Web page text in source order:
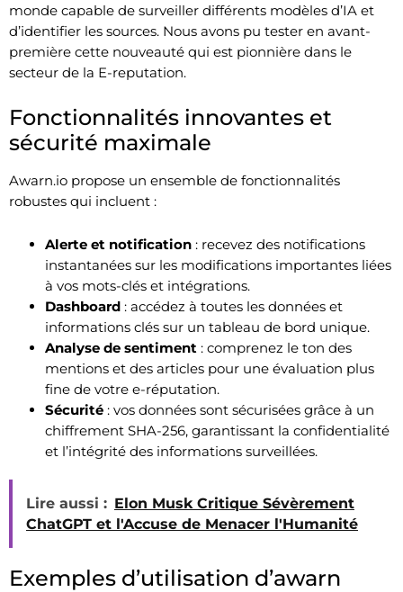
monde capable de surveiller différents modèles d’IA et
d’identifier les sources. Nous avons pu tester en avant-
première cette nouveauté qui est pionnière dans le
secteur de la E-reputation.
Fonctionnalités innovantes et
sécurité maximale
Awarn.io propose un ensemble de fonctionnalités
robustes qui incluent :
Alerte et notification : recevez des notifications
instantanées sur les modifications importantes liées
à vos mots-clés et intégrations.
Dashboard : accédez à toutes les données et
informations clés sur un tableau de bord unique.
Analyse de sentiment : comprenez le ton des
mentions et des articles pour une évaluation plus
fine de votre e-réputation.
Sécurité : vos données sont sécurisées grâce à un
chiffrement SHA-256, garantissant la confidentialité
et l’intégrité des informations surveillées.
Lire aussi : Elon Musk Critique Sévèrement
ChatGPT et l'Accuse de Menacer l'Humanité
Exemples d’utilisation d’awarn